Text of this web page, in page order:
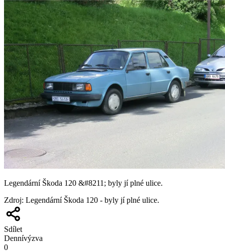
Legendární Škoda 120 &#8211; byly jí plné ulice.
Zdroj: Legendární Škoda 120 - byly jí plné ulice.
Sdílet
Dennívýzva
0